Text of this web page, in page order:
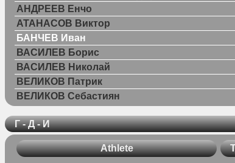
АНДРЕЕВ Енчо
АТАНАСОВ Виктор
БАНЧЕВ Иван
ВАСИЛЕВ Борис
ВАСИЛЕВ Николай
ВЕЛИКОВ Патрик
ВЕЛИКОВ Себастиян
Г - Д - И
Athlete